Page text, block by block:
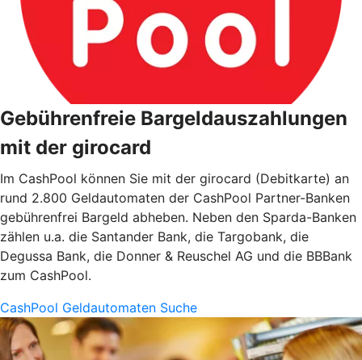
Gebührenfreie Bargeldauszahlungen
mit der girocard
Im CashPool können Sie mit der girocard (Debitkarte) an
rund 2.800 Geldautomaten der CashPool Partner-Banken
gebührenfrei Bargeld abheben. Neben den Sparda-Banken
zählen u.a. die Santander Bank, die Targobank, die
Degussa Bank, die Donner & Reuschel AG und die BBBank
zum CashPool.
CashPool Geldautomaten Suche